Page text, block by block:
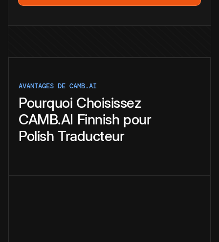
AVANTAGES DE CAMB.AI
Pourquoi Choisissez
CAMB.AI Finnish pour
Polish Traducteur